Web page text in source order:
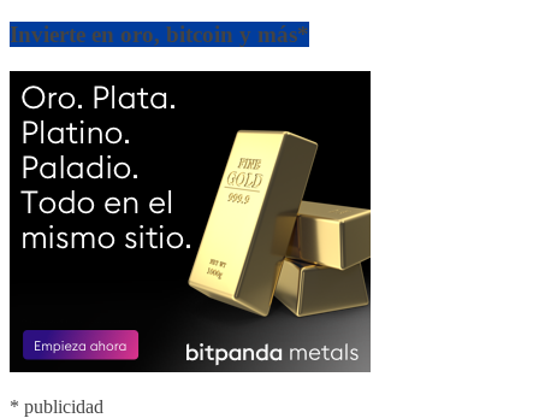
Invierte en oro, bitcoin y más*
* publicidad